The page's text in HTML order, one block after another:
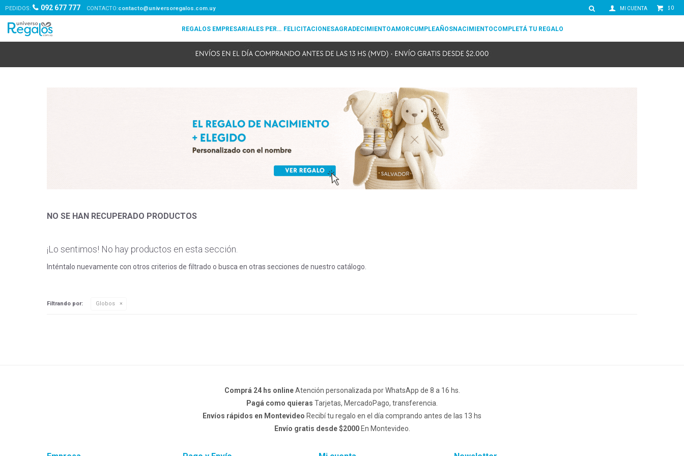
REGALOS EMPRESARIALES PERSONALIZADOS FELICITACIONESAGRADECIMIENTOAMORCUMPLEAÑOSNACIMIENTOCOMPLETÁ TU REGALO
$ 0
PEDIDOS: 092 677 777 contacto@universoregalos.com.uy
NO SE HAN RECUPERADO PRODUCTOS
¡Lo sentimos! No hay productos en esta sección.
Inténtalo nuevamente con otros criterios de filtrado o busca en otras secciones de nuestro catálogo.
Filtrando por: Globos
Comprá 24 hs onlineAtención personalizada por WhatsApp de 8 a 16 hs.
Pagá como quieras Tarjetas, MercadoPago, transferencia.
Envíos rápidos en Montevideo Recibí tu regalo en el día comprando antes de las 13 hs
Envío gratis desde $2000En Montevideo.